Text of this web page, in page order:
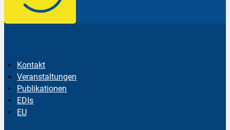
Kontakt
Veranstaltungen
Publikationen
EDIs
EU